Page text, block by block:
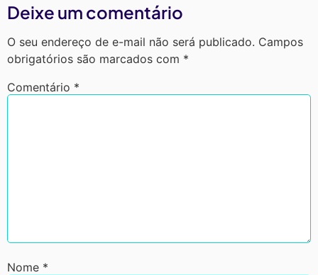
Deixe um comentário
O seu endereço de e-mail não será publicado. Campos
obrigatórios são marcados com *
Comentário *
Nome *